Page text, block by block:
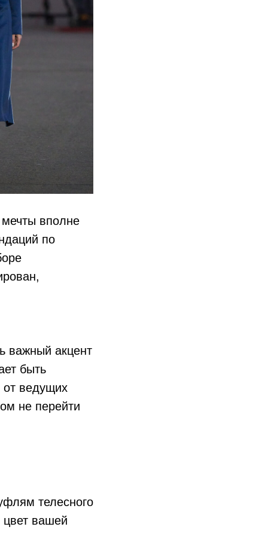
вполне
по
важный акцент
быть
от ведущих
не перейти
телесного
цвет вашей